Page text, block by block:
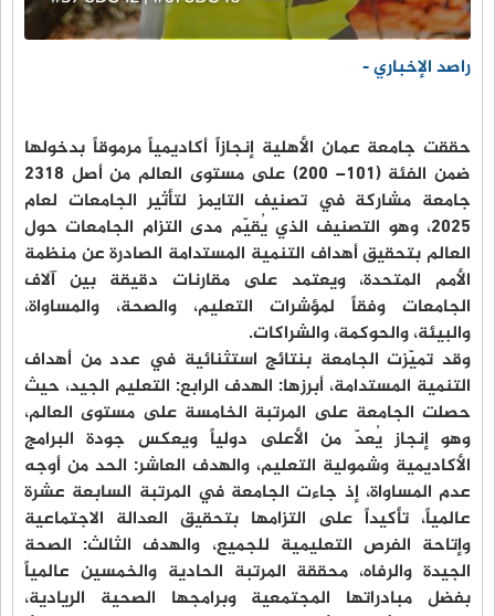
راصد الإخباري -
حققت جامعة عمان الأهلية إنجازاً أكاديمياً مرموقاً بدخولها
ضمن الفئة (101– 200) على مستوى العالم من أصل 2318
جامعة مشاركة في تصنيف التايمز لتأثير الجامعات لعام
2025، وهو التصنيف الذي يُقيّم مدى التزام الجامعات حول
العالم بتحقيق أهداف التنمية المستدامة الصادرة عن منظمة
الأمم المتحدة، ويعتمد على مقارنات دقيقة بين آلاف
الجامعات وفقاً لمؤشرات التعليم، والصحة، والمساواة،
والبيئة، والحوكمة، والشراكات.
وقد تميّزت الجامعة بنتائج استثنائية في عدد من أهداف
التنمية المستدامة، أبرزها: الهدف الرابع: التعليم الجيد، حيث
حصلت الجامعة على المرتبة الخامسة على مستوى العالم،
وهو إنجاز يُعدّ من الأعلى دولياً ويعكس جودة البرامج
الأكاديمية وشمولية التعليم، والهدف العاشر: الحد من أوجه
عدم المساواة، إذ جاءت الجامعة في المرتبة السابعة عشرة
عالمياً، تأكيداً على التزامها بتحقيق العدالة الاجتماعية
وإتاحة الفرص التعليمية للجميع، والهدف الثالث: الصحة
الجيدة والرفاه، محققة المرتبة الحادية والخمسين عالمياً
بفضل مبادراتها المجتمعية وبرامجها الصحية الريادية،